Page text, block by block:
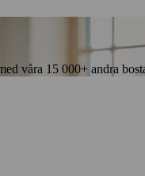
våra 15 000+ andra